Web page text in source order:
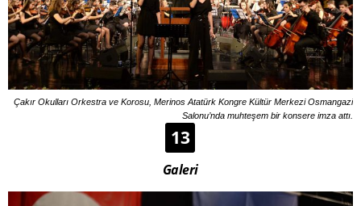
Çakır Okulları Orkestra ve Korosu, Merinos Atatürk Kongre Kültür Merkezi Osmangazi
Salonu’nda muhteşem bir konsere imza attı.
13
Galeri